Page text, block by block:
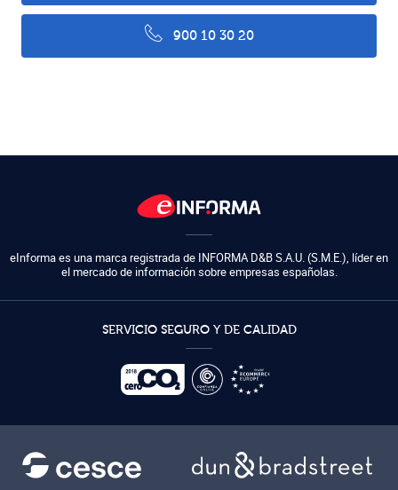
900 10 30 20
eInforma es una marca registrada de INFORMA D&B S.A.U. (S.M.E.), líder en
el mercado de información sobre empresas españolas.
SERVICIO SEGURO Y DE CALIDAD